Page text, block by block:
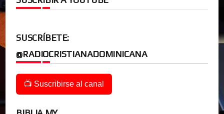
SUSCRÍBETE:
@RADIOCRISTIANADOMINICANA
📺 Suscribirse al canal